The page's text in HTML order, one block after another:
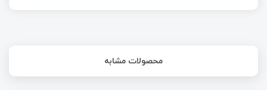
محصولات مشابه